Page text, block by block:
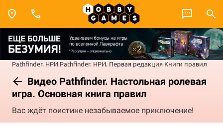
Pathfinder. НРИ Pathfinder. НРИ. Первая редакция Книги правил
Видео Pathfinder. Настольная ролевая
игра. Основная книга правил
Вас ждёт поистине незабываемое приключение!